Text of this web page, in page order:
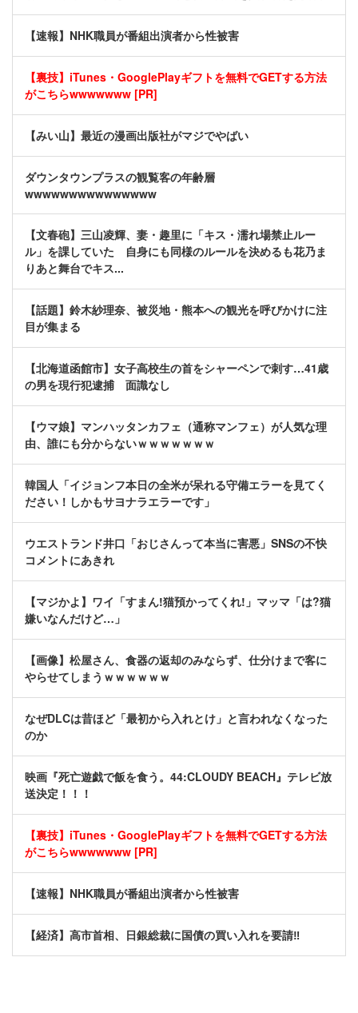
【速報】NHK職員が番組出演者から性被害
【裏技】iTunes・GooglePlayギフトを無料でGETする方法
がこちらwwwwwww [PR]
【みい山】最近の漫画出版社がマジでやばい
ダウンタウンプラスの観覧客の年齢層
wwwwwwwwwwwwwww
【文春砲】三山凌輝、妻・趣里に「キス・濡れ場禁止ルー
ル」を課していた 自身にも同様のルールを決めるも花乃ま
りあと舞台でキス...
【話題】鈴木紗理奈、被災地・熊本への観光を呼びかけに注
目が集まる
【北海道函館市】女子高校生の首をシャーペンで刺す…41歳
の男を現行犯逮捕 面識なし
【ウマ娘】マンハッタンカフェ（通称マンフェ）が人気な理
由、誰にも分からないｗｗｗｗｗｗｗ
韓国人「イジョンフ本日の全米が呆れる守備エラーを見てく
ださい！しかもサヨナラエラーです」
ウエストランド井口「おじさんって本当に害悪」SNSの不快
コメントにあきれ
【マジかよ】ワイ「すまん!猫預かってくれ!」マッマ「は?猫
嫌いなんだけど…」
【画像】松屋さん、食器の返却のみならず、仕分けまで客に
やらせてしまうｗｗｗｗｗｗ
なぜDLCは昔ほど「最初から入れとけ」と言われなくなった
のか
映画『死亡遊戯で飯を食う。44:CLOUDY BEACH』テレビ放
送決定！！！
【裏技】iTunes・GooglePlayギフトを無料でGETする方法
がこちらwwwwwww [PR]
【速報】NHK職員が番組出演者から性被害
【経済】高市首相、日銀総裁に国債の買い入れを要請‼